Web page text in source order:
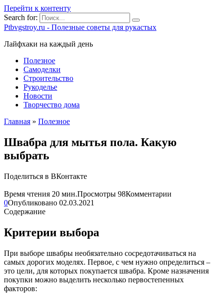
Перейти к контенту
Search for:
Ptbvgstroy.ru - Полезные советы для рукастых
Лайфхаки на каждый день
Полезное
Самоделки
Строительство
Рукоделье
Новости
Творчество дома
Главная » Полезное
Швабра для мытья пола. Какую
выбрать
Поделиться в ВКонтакте
Время чтения 20 мин.Просмотры 98Комментарии
0Опубликовано 02.03.2021
Содержание
Критерии выбора
При выборе швабры необязательно сосредотачиваться на
самых дорогих моделях. Первое, с чем нужно определиться –
это цели, для которых покупается швабра. Кроме назначения
покупки можно выделить несколько первостепенных
факторов: